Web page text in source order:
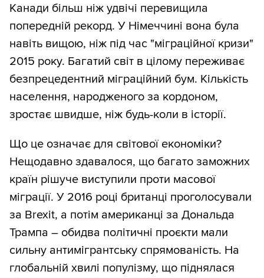
Канади більш ніж удвічі перевищила
попередній рекорд. У Німеччині вона була
навіть вищою, ніж під час "міграційної кризи"
2015 року. Багатий світ в цілому переживає
безпрецедентний міграційний бум. Кількість
населення, народженого за кордоном,
зростає швидше, ніж будь-коли в історії.
Що це означає для світової економіки?
Нещодавно здавалося, що багато заможних
країн рішуче виступили проти масової
міграції. У 2016 році британці проголосували
за Brexit, а потім американці за Дональда
Трампа – обидва політичні проєкти мали
сильну антимігрантську спрямованість. На
глобальній хвилі популізму, що піднялася